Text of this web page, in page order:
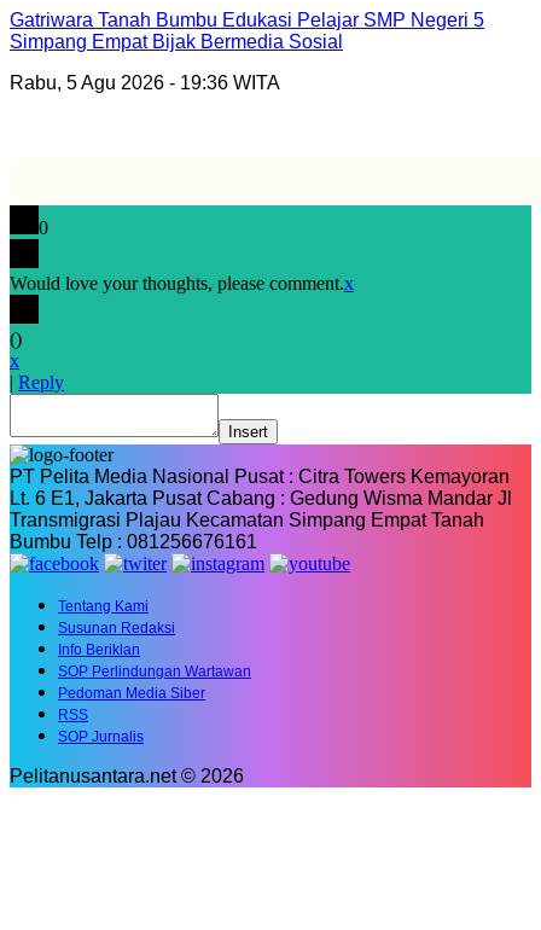
Gatriwara Tanah Bumbu Edukasi Pelajar SMP Negeri 5
Simpang Empat Bijak Bermedia Sosial
Rabu, 5 Agu 2026 - 19:36 WITA
0
Would love your thoughts, please comment.x
()
x
| Reply
Insert
PT Pelita Media Nasional Pusat : Citra Towers Kemayoran
Lt. 6 E1, Jakarta Pusat Cabang : Gedung Wisma Mandar Jl
Transmigrasi Plajau Kecamatan Simpang Empat Tanah
Bumbu Telp : 081256676161
Tentang Kami
Susunan Redaksi
Info Beriklan
SOP Perlindungan Wartawan
Pedoman Media Siber
RSS
SOP Jurnalis
Pelitanusantara.net © 2026